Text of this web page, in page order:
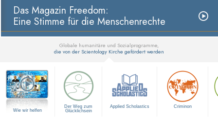
Das Magazin Freedom:
Eine Stimme für die Menschenrechte
Globale humanitäre und Sozialprogramme,
die von der Scientology Kirche gefördert werden
Wie wir helfen
Der Weg zum
Glücklichsein
Applied Scholastics Criminon